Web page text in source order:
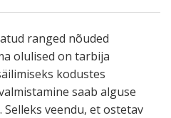
ranged nõuded
olulised on tarbija
kodustes
saab alguse
veendu, et ostetav